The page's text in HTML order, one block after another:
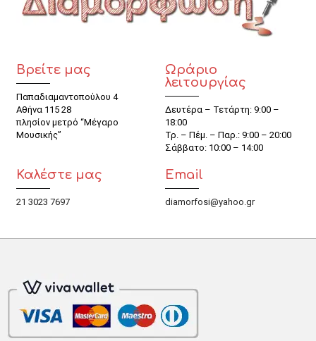
Βρείτε μας
Παπαδιαμαντοπούλου 4
Αθήνα 115 28
πλησίον μετρό “Μέγαρο
Μουσικής”
Ωράριο
λειτουργίας
Δευτέρα – Τετάρτη: 9:00 –
18:00
Τρ. – Πέμ. – Παρ.: 9:00 – 20:00
Σάββατο: 10:00 – 14:00
Καλέστε μας
21 3023 7697
Email
diamorfosi@yahoo.gr